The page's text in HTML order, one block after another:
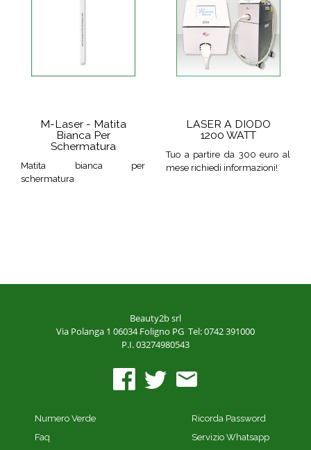
M-Laser - Matita
Bianca Per
Schermatura
Matita bianca per
schermatura
LASER A DIODO
1200 WATT
Tuo a partire da 300 euro al
mese richiedi informazioni!
Beauty2b srl
Via Polanga 1 06034 Foligno PG Tel: 0742 391000
P.I. 03274980543
Numero Verde
Faq
Ricorda Password
Servizio Whatsapp